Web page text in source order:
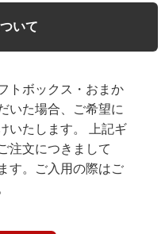
いて
トボックス・おまか
いた場合、ご希望に
いたします。 上記ギ
注文につきまして
す。ご入用の際はご